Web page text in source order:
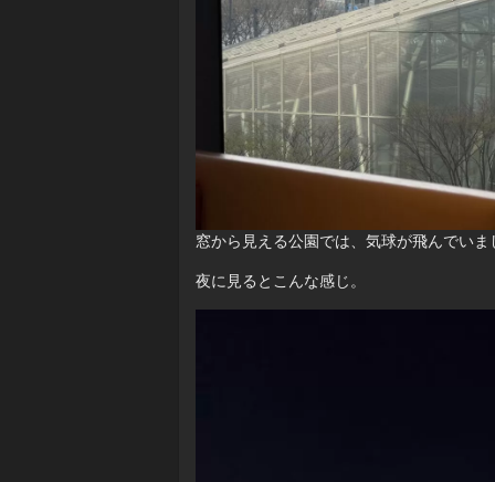
窓から見える公園では、気球が飛んでいま
夜に見るとこんな感じ。